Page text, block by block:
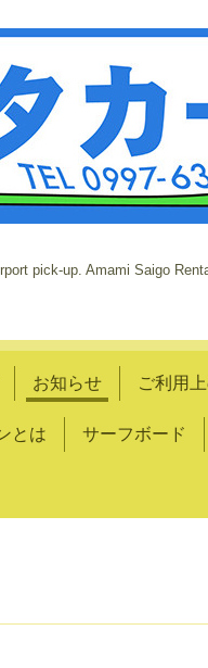
pick-up. Amami Saigo
お知らせ ご利用
とは サーフボード